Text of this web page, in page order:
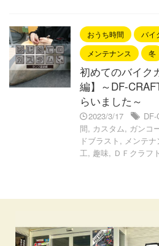
おうち時間 バイ
メンテナンス
冬
初めてのバイク
編】～DF-
らいました～
2023/3/17 DF-
間, カスタム, ガンコ
ドブラスト , メンテナ
工, 趣味, ＤＦクラフト